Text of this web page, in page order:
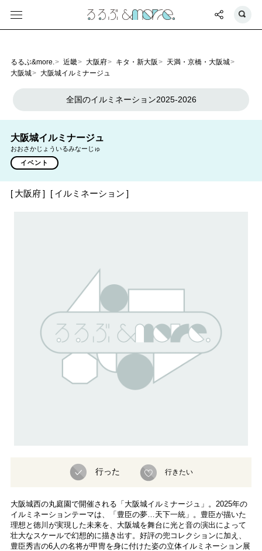
るるぶ&more. 近畿 大阪府 キタ・新大阪
天満・京橋・大阪城
大阪城
大阪城イルミナージュ
全国のイルミネーション2025-2026
大阪城イルミナージュ
おおさかじょういるみなーじゅ
イベント
大阪府 イルミネーション
行った 行きたい
大阪城西の丸庭園で開催される「大阪城イルミナージュ」。2025年の
イルミネーションテーマは、「豊臣の夢…天下一統」。豊臣が描いた
理想と徳川が実現した未来を、大阪城を舞台に光と音の演出によって
壮大なスケールで幻想的に描き出す。好評の兜コレクションに加え、
豊臣秀吉の6人の名将が甲冑を身に付けた姿の立体イルミネーション展